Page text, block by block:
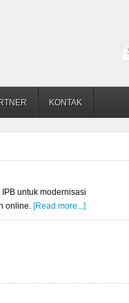
KONTAK
untuk modernisasi
online. [Read more...]